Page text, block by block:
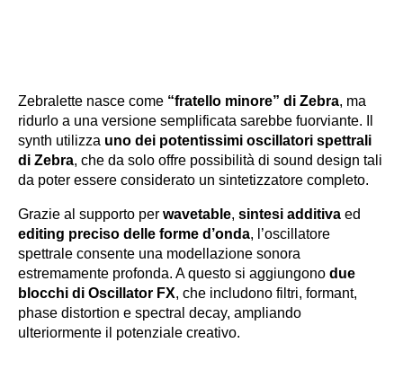
Zebralette nasce come “fratello minore” di Zebra, ma
ridurlo a una versione semplificata sarebbe fuorviante. Il
synth utilizza uno dei potentissimi oscillatori spettrali
di Zebra, che da solo offre possibilità di sound design tali
da poter essere considerato un sintetizzatore completo.
Grazie al supporto per wavetable, sintesi additiva ed
editing preciso delle forme d’onda, l’oscillatore
spettrale consente una modellazione sonora
estremamente profonda. A questo si aggiungono due
blocchi di Oscillator FX, che includono filtri, formant,
phase distortion e spectral decay, ampliando
ulteriormente il potenziale creativo.